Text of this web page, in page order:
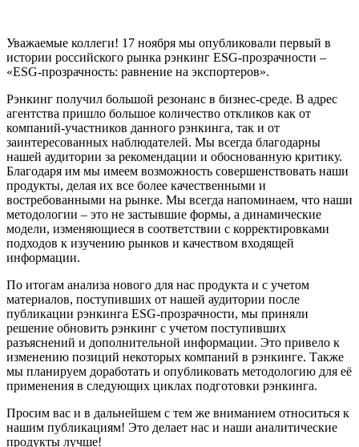
Уважаемые коллеги! 17 ноября мы опубликовали первый в
истории российского рынка рэнкинг ESG-прозрачности –
«ESG-прозрачность: равнение на экспортеров».
Рэнкинг получил большой резонанс в бизнес-среде. В адрес
агентства пришло большое количество откликов как от
компаний-участников данного рэнкинга, так и от
заинтересованных наблюдателей. Мы всегда благодарны
нашей аудитории за рекомендации и обоснованную критику.
Благодаря им мы имеем возможность совершенствовать наши
продукты, делая их все более качественными и
востребованными на рынке. Мы всегда напоминаем, что наши
методологии – это не застывшие формы, а динамические
модели, изменяющиеся в соответствии с корректировками
подходов к изучению рынков и качеством входящей
информации.
По итогам анализа нового для нас продукта и с учетом
материалов, поступивших от нашей аудитории после
публикации рэнкинга ESG-прозрачности, мы приняли
решение обновить рэнкинг с учетом поступивших
разъяснений и дополнительной информации. Это привело к
изменению позиций некоторых компаний в рэнкинге. Также
мы планируем доработать и опубликовать методологию для её
применения в следующих циклах подготовки рэнкинга.
Просим вас и в дальнейшем с тем же вниманием относиться к
нашим публикациям! Это делает нас и наши аналитические
продукты лучше!